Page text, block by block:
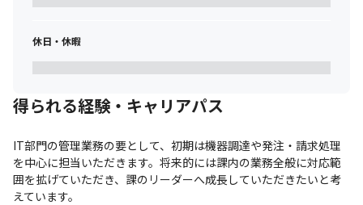
休日・休暇
得られる経験・キャリアパス
IT部門の管理業務の要として、初期は機器調達や発注・請求処理
を中心に担当いただきます。将来的には課内の業務全般に対応範
囲を拡げていただき、課のリーダーへ成長していただきたいと考
えています。